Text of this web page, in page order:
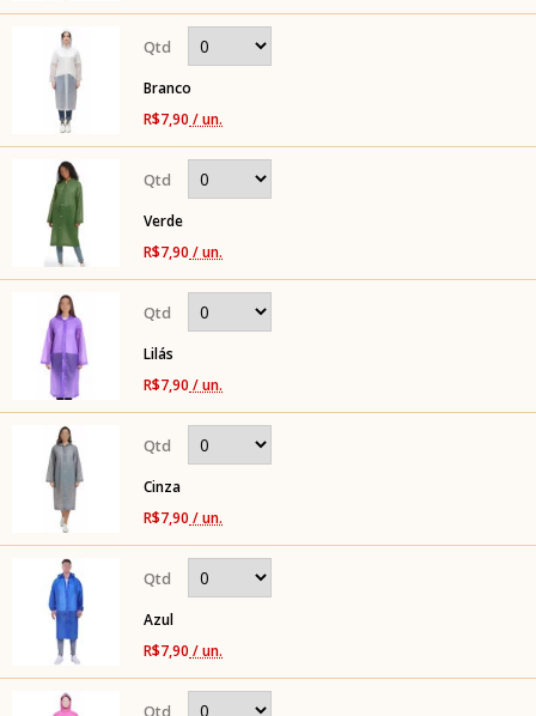
Branco
R$7,90 / un.
Verde
R$7,90 / un.
Lilás
R$7,90 / un.
Cinza
R$7,90 / un.
Azul
R$7,90 / un.